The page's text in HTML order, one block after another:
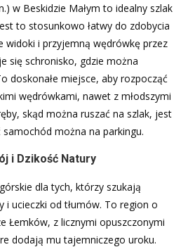
w Beskidzie Małym to idealny szlak
to stosunkowo łatwy do zdobycia
widoki i przyjemną wędrówkę przez
się schronisko, gdzie można
doskonałe miejsce, aby rozpocząć
wędrówkami, nawet z młodszymi
skąd można ruszać na szlak, jest
można na parkingu.
i Dzikość Natury
dla tych, którzy szukają
i ucieczki od tłumów. To region o
Łemków, z licznymi opuszczonymi
dodają mu tajemniczego uroku.